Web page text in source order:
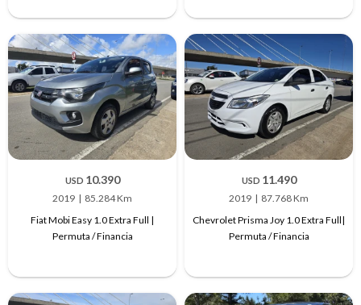
USD 10.390
2019
85.284 Km
Fiat Mobi Easy 1.0 Extra Full |
Permuta / Financia
USD 11.490
2019
87.768 Km
Chevrolet Prisma Joy 1.0 Extra Full|
Permuta / Financia